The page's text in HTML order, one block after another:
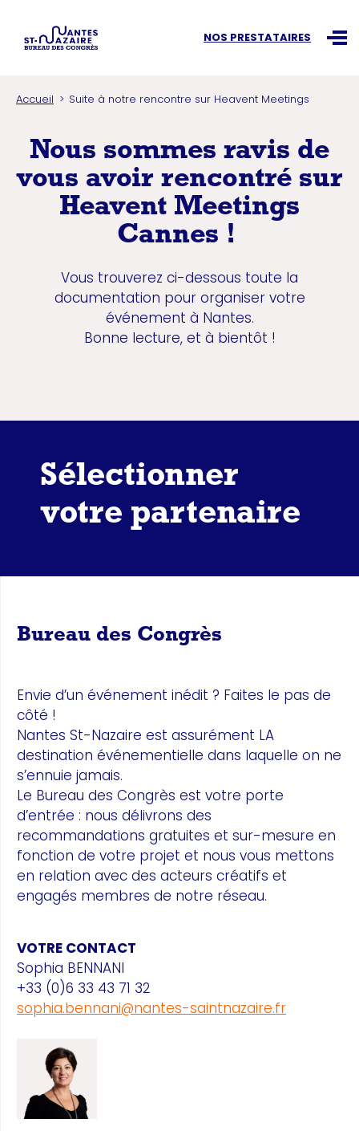
NOS PRESTATAIRES
Accueil Suite à notre rencontre sur Heavent Meetings
Nous sommes ravis de
vous avoir rencontré sur
Heavent Meetings
Cannes !
Vous trouverez ci-dessous toute la
documentation pour organiser votre
événement à Nantes.
Bonne lecture, et à bientôt !
Sélectionner
votre partenaire
Bureau des Congrès
Envie d’un événement inédit ? Faites le pas de
côté !
Nantes St-Nazaire est assurément LA
destination événementielle dans laquelle on ne
s’ennuie jamais.
Le Bureau des Congrès est votre porte
d’entrée : nous délivrons des
recommandations gratuites et sur-mesure en
fonction de votre projet et nous vous mettons
en relation avec des acteurs créatifs et
engagés membres de notre réseau.
VOTRE CONTACT
Sophia BENNANI
+33 (0)6 33 43 71 32
sophia.bennani@nantes-saintnazaire.fr